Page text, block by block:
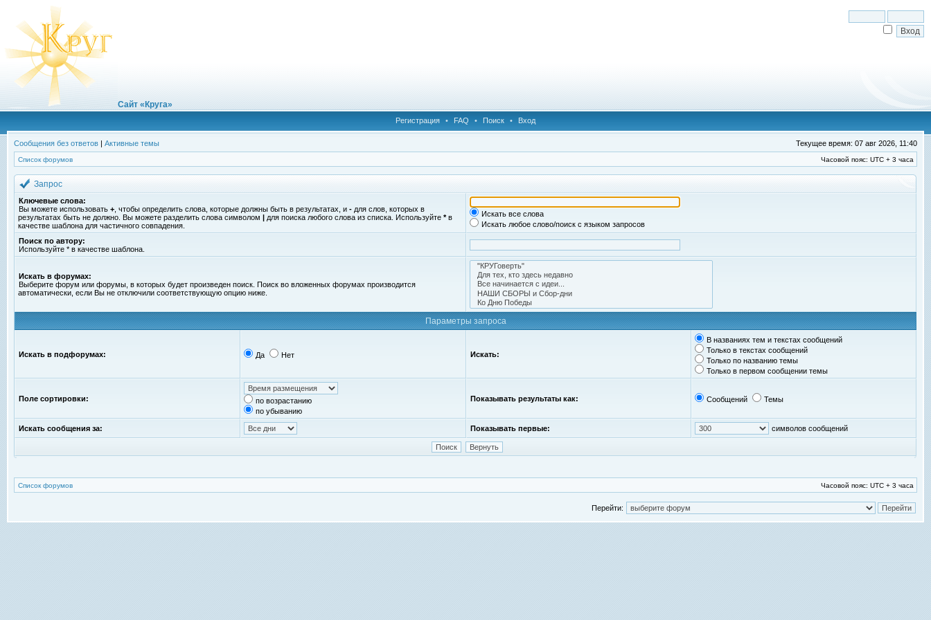
Сайт «Круга»
Регистрация • FAQ • Поиск • Вход
Сообщения без ответов | Активные темы Текущее время: 07 авг 2026, 11:40
Список форумов Часовой пояс: UTC + 3 часа
Запрос
Ключевые слова:
Вы можете использовать + , чтобы определить слова, которые должны быть в результатах, и - для слов, которых в
результатах быть не должно. Вы можете разделить слова символом | для поиска любого слова из списка. Используйте *в
качестве шаблона для частичного совпадения.
Искать все слова
Искать любое слово/поиск с языком запросов
Поиск по автору:
Используйте * в качестве шаблона.
Искать в форумах:
Выберите форум или форумы, в которых будет произведен поиск. Поиск во вложенных форумах производится
автоматически, если Вы не отключили соответствующую опцию ниже.
Параметры запроса
Искать в подфорумах: Да Нет Искать:
В названиях тем и текстах сообщений
Только в текстах сообщений
Только по названию темы
Только в первом сообщении темы
Поле сортировки:
по возрастанию
по убыванию
Показывать результаты как: Сообщений Темы
Искать сообщения за: Показывать первые: символов сообщений
Список форумов Часовой пояс: UTC + 3 часа
Перейти: